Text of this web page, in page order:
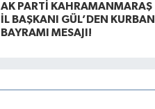
AK PARTİ KAHRAMANMARAŞ
İL BAŞKANI GÜL’DEN KURBAN
BAYRAMI MESAJI!